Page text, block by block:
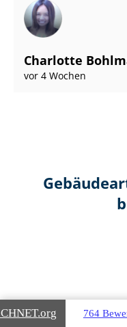
Charlotte
vor 4 Wochen
.org 764